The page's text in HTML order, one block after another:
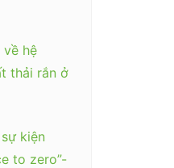
hệ
thải rắn ở
kiện
to zero”-